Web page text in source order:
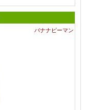
バナナピーマン